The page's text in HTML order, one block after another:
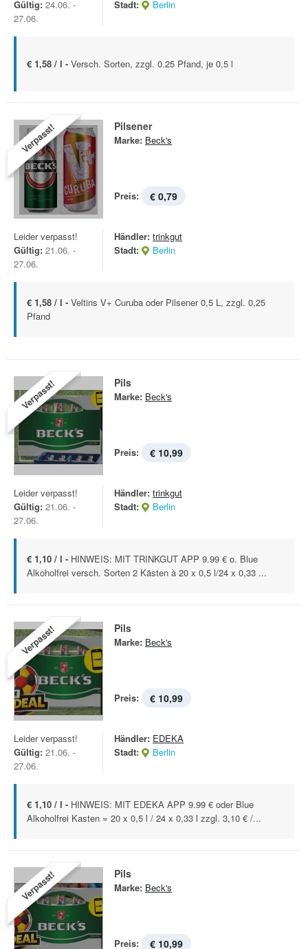
Gültig: 24.06. -
27.06.
Stadt:
Berlin
€ 1,58 / l - Versch. Sorten, zzgl. 0.25 Pfand, je 0,5 l
Verpasst! Pilsener
Marke: Beck's
Preis: € 0,79
Leider verpasst!
Gültig: 21.06. -
27.06.
Händler: trinkgut
Stadt:
Berlin
€ 1,58 / l - Veltins V+ Curuba oder Pilsener 0,5 L, zzgl. 0,25
Pfand
Verpasst! Pils
Marke: Beck's
Preis: € 10,99
Leider verpasst!
Gültig: 21.06. -
27.06.
Händler: trinkgut
Stadt:
Berlin
€ 1,10 / l - HINWEIS: MIT TRINKGUT APP 9.99 € o. Blue
Alkoholfrei versch. Sorten 2 Kästen à 20 x 0,5 l/24 x 0,33 ...
Verpasst! Pils
Marke: Beck's
Preis: € 10,99
Leider verpasst!
Gültig: 21.06. -
27.06.
Händler: EDEKA
Stadt:
Berlin
€ 1,10 / l - HINWEIS: MIT EDEKA APP 9.99 € oder Blue
Alkoholfrei Kasten = 20 x 0,5 l / 24 x 0,33 l zzgl. 3,10 € /...
Verpasst! Pils
Marke: Beck's
Preis: € 10,99